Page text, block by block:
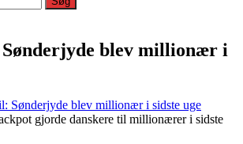
Sønderjyde blev millionær i
Sønderjyde blev millionær i sidste uge
gjorde danskere til millionærer i sidste